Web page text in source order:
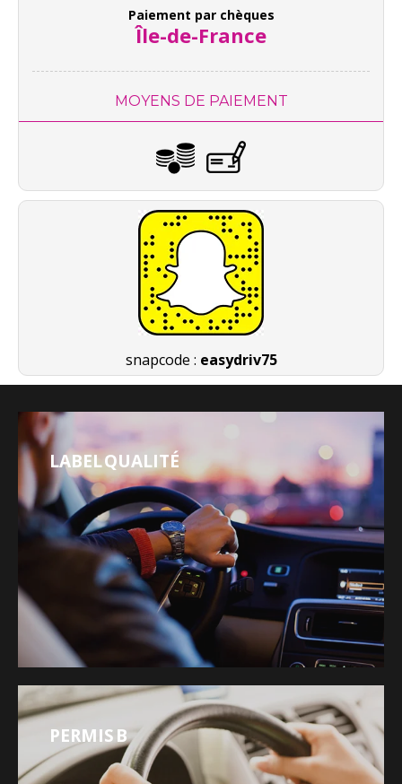
Paiement par chèques
Île-de-France
MOYENS DE PAIEMENT
snapcode : easydriv75
LABEL QUALITÉ
PERMIS B